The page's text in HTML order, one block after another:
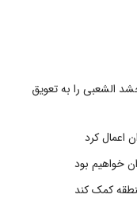
الشعبی را به تعویق
اعمال کرد
خواهیم بود
کمک کند